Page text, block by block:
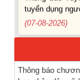
(07-08-2026)
Thông báo các
Thông báo